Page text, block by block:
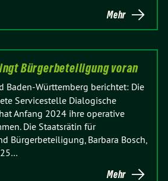
Mehr
Bürgerbeteiligung voran
Baden-Württemberg berichtet: Die
Servicestelle Dialogische
Anfang 2024 ihre operative
Die Staatsrätin für
Bürgerbeteiligung, Barbara Bosch,
Mehr